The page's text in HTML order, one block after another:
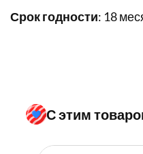
Срок годности: 18
С этим